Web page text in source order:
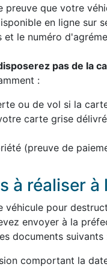
preuve que votre
en ligne sur
et le numéro
pas de la
:
ou de vol si la
carte grise
(preuve de
à réaliser
véhicule pour
envoyer à la
documents suivants
comportant la